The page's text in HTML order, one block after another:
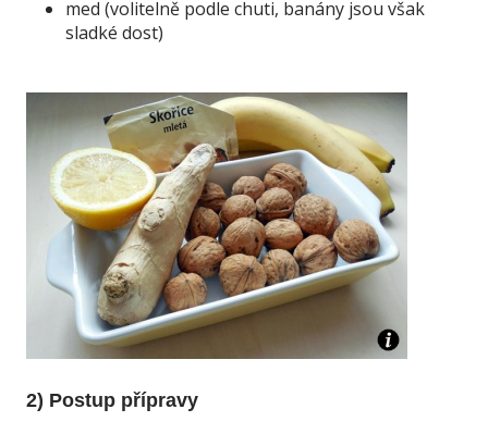
med (volitelně podle chuti, banány jsou však
sladké dost)
2) Postup přípravy